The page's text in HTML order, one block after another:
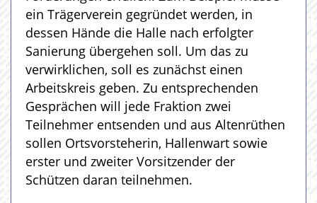
ein Trägerverein gegründet werden, in
dessen Hände die Halle nach erfolgter
Sanierung übergehen soll. Um das zu
verwirklichen, soll es zunächst einen
Arbeitskreis geben. Zu entsprechenden
Gesprächen will jede Fraktion zwei
Teilnehmer entsenden und aus Altenrüthen
sollen Ortsvorsteherin, Hallenwart sowie
erster und zweiter Vorsitzender der
Schützen daran teilnehmen.